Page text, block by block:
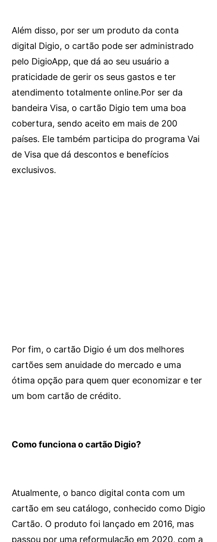
Além disso, por ser um produto da conta
digital Digio, o cartão pode ser administrado
pelo DigioApp, que dá ao seu usuário a
praticidade de gerir os seus gastos e ter
atendimento totalmente online.Por ser da
bandeira Visa, o cartão Digio tem uma boa
cobertura, sendo aceito em mais de 200
países. Ele também participa do programa Vai
de Visa que dá descontos e benefícios
exclusivos.
Por fim, o cartão Digio é um dos melhores
cartões sem anuidade do mercado e uma
ótima opção para quem quer economizar e ter
um bom cartão de crédito.
Como funciona o cartão Digio?
Atualmente, o banco digital conta com um
cartão em seu catálogo, conhecido como Digio
Cartão. O produto foi lançado em 2016, mas
passou por uma reformulação em 2020, com a